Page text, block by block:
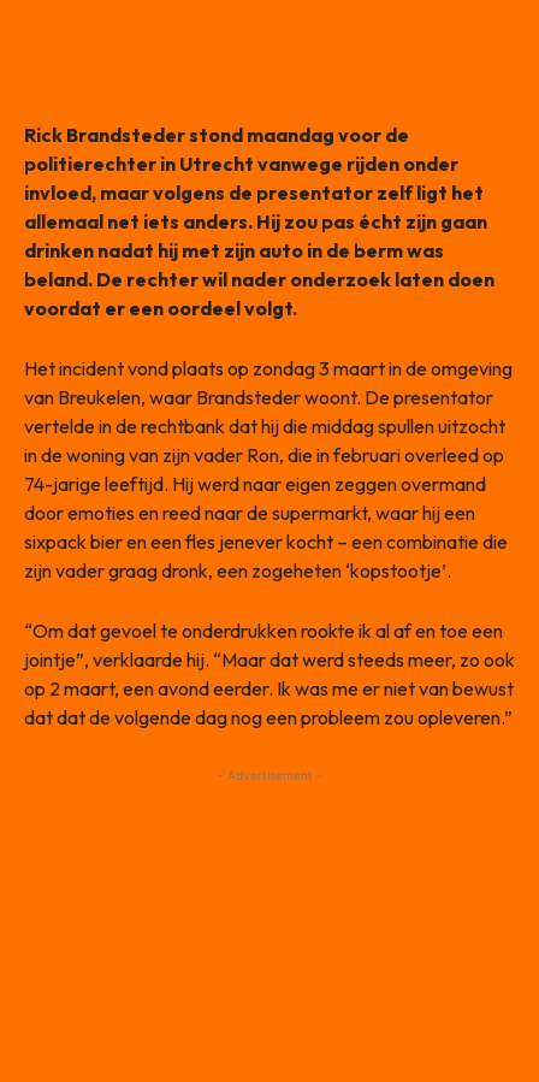
Rick Brandsteder stond maandag voor de
politierechter in Utrecht vanwege rijden onder
invloed, maar volgens de presentator zelf ligt het
allemaal net iets anders. Hij zou pas écht zijn gaan
drinken nadat hij met zijn auto in de berm was
beland. De rechter wil nader onderzoek laten doen
voordat er een oordeel volgt.
Het incident vond plaats op zondag 3 maart in de omgeving
van Breukelen, waar Brandsteder woont. De presentator
vertelde in de rechtbank dat hij die middag spullen uitzocht
in de woning van zijn vader Ron, die in februari overleed op
74-jarige leeftijd. Hij werd naar eigen zeggen overmand
door emoties en reed naar de supermarkt, waar hij een
sixpack bier en een fles jenever kocht – een combinatie die
zijn vader graag dronk, een zogeheten ‘kopstootje’.
“Om dat gevoel te onderdrukken rookte ik al af en toe een
jointje”, verklaarde hij. “Maar dat werd steeds meer, zo ook
op 2 maart, een avond eerder. Ik was me er niet van bewust
dat dat de volgende dag nog een probleem zou opleveren.”
- Advertisement -